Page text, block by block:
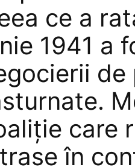
ce a
1941 a
care
în